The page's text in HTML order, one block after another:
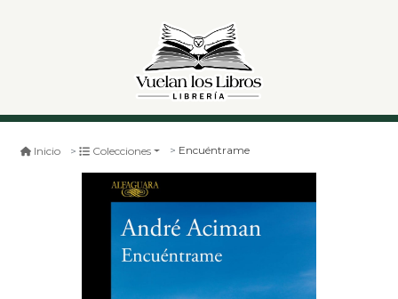
Inicio Colecciones Encuéntrame